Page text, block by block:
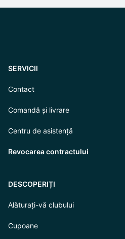
SERVICII
Contact
Comandă și livrare
Centru de asistență
Revocarea contractului
DESCOPERIȚI
Alăturați-vă clubului
Cupoane